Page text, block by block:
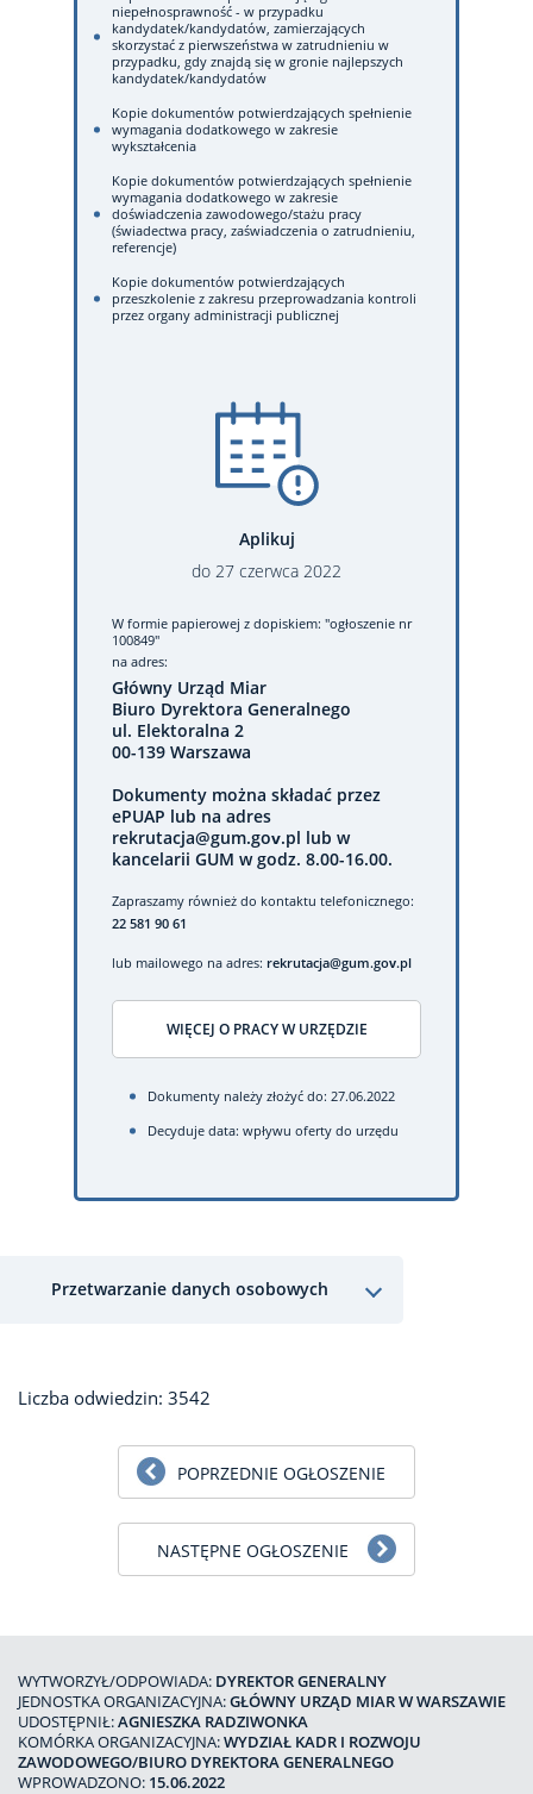
niepełnosprawność - w przypadku
kandydatek/kandydatów, zamierzających
skorzystać z pierwszeństwa w zatrudnieniu w
przypadku, gdy znajdą się w gronie najlepszych
kandydatek/kandydatów
Kopie dokumentów potwierdzających spełnienie
wymagania dodatkowego w zakresie
wykształcenia
Kopie dokumentów potwierdzających spełnienie
wymagania dodatkowego w zakresie
doświadczenia zawodowego/stażu pracy
(świadectwa pracy, zaświadczenia o zatrudnieniu,
referencje)
Kopie dokumentów potwierdzających
przeszkolenie z zakresu przeprowadzania kontroli
przez organy administracji publicznej
Aplikuj
do 27 czerwca 2022
W formie papierowej z dopiskiem: "ogłoszenie nr
100849"
na adres:
Główny Urząd Miar
Biuro Dyrektora Generalnego
ul. Elektoralna 2
00-139 Warszawa
Dokumenty można składać przez
ePUAP lub na adres
rekrutacja@gum.gov.pl lub w
kancelarii GUM w godz. 8.00-16.00.
Zapraszamy również do kontaktu telefonicznego:
22 581 90 61
lub mailowego na adres: rekrutacja@gum.gov.pl
WIĘCEJ O PRACY W URZĘDZIE
Dokumenty należy złożyć do: 27.06.2022
Decyduje data: wpływu oferty do urzędu
Przetwarzanie danych osobowych
Liczba odwiedzin: 3542
POPRZEDNIE OGŁOSZENIE
NASTĘPNE OGŁOSZENIE
WYTWORZYŁ/ODPOWIADA: DYREKTOR GENERALNY
JEDNOSTKA ORGANIZACYJNA:GŁÓWNY URZĄD MIAR W WARSZAWIE
UDOSTĘPNIŁ:AGNIESZKA RADZIWONKA
KOMÓRKA ORGANIZACYJNA:WYDZIAŁ KADR I ROZWOJU
ZAWODOWEGO/BIURO DYREKTORA GENERALNEGO
WPROWADZONO: 15.06.2022